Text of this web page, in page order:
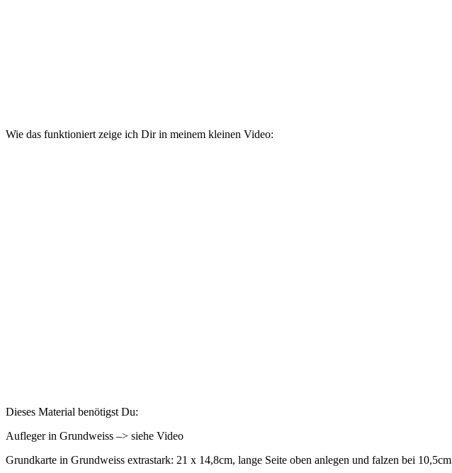
Wie das funktioniert zeige ich Dir in meinem kleinen Video:
Dieses Material benötigst Du:
Aufleger in Grundweiss –> siehe Video
Grundkarte in Grundweiss extrastark: 21 x 14,8cm, lange Seite oben anlegen und falzen bei 10,5cm